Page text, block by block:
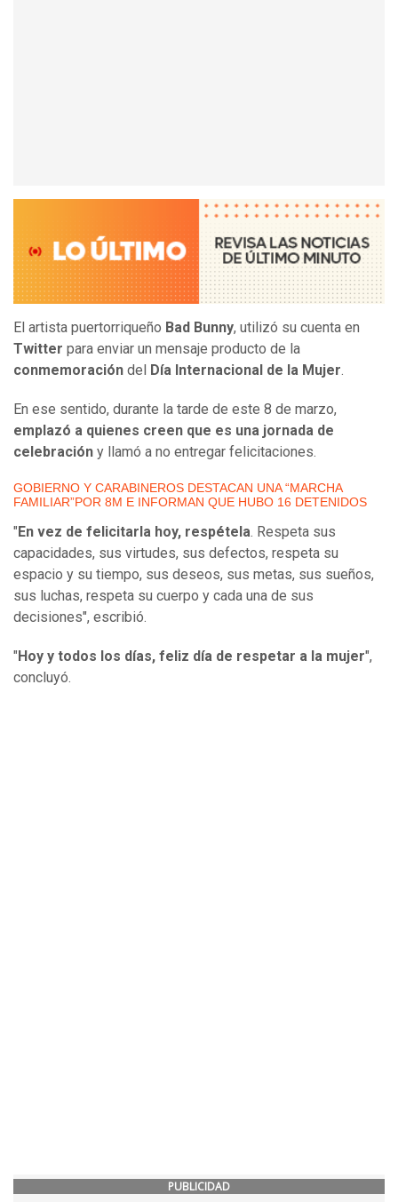
El artista puertorriqueño Bad Bunny, utilizó su cuenta en
Twitter para enviar un mensaje producto de la
conmemoración del Día Internacional de la Mujer.
En ese sentido, durante la tarde de este 8 de marzo,
emplazó a quienes creen que es una jornada de
celebración y llamó a no entregar felicitaciones.
GOBIERNO Y CARABINEROS DESTACAN UNA “MARCHA
FAMILIAR”POR 8M E INFORMAN QUE HUBO 16 DETENIDOS
" En vez de felicitarla hoy, respétela. Respeta sus
capacidades, sus virtudes, sus defectos, respeta su
espacio y su tiempo, sus deseos, sus metas, sus sueños,
sus luchas, respeta su cuerpo y cada una de sus
decisiones", escribió.
" Hoy y todos los días, feliz día de respetar a la mujer",
concluyó.
PUBLICIDAD